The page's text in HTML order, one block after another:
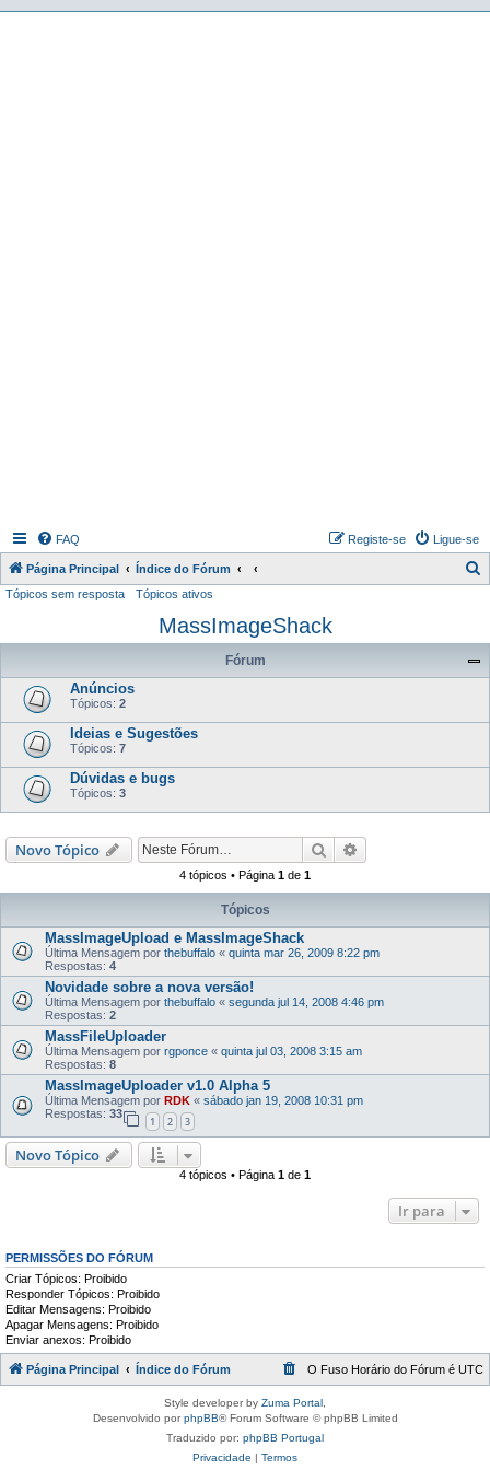
FAQ Ligue-se
Registe-se
Página Principal Índice do Fórum
q
s
Tópicos sem resposta Tópicos ativos
MassImageShack
Fórum
Anúncios
Tópicos: 2
Ideias e Sugestões
Tópicos: 7
Dúvidas e bugs
Tópicos: 3
Novo Tópico Pesquisar
4 tópicos • Página 1 de 1
Tópicos
MassImageUpload e MassImageShack
Última Mensagem por thebuffalo « quinta mar 26, 2009 8:22 pm
Respostas: 4
Novidade sobre a nova versão!
Última Mensagem por thebuffalo « segunda jul 14, 2008 4:46 pm
Respostas: 2
MassFileUploader
Última Mensagem por rgponce « quinta jul 03, 2008 3:15 am
Respostas: 8
MassImageUploader v1.0 Alpha 5
Última Mensagem por RDK « sábado jan 19, 2008 10:31 pm
Respostas: 33
1 2 3
Novo Tópico
4 tópicos • Página 1 de 1
Ir para
PERMISSÕES DO FÓRUM
Criar Tópicos: Proibido
Responder Tópicos: Proibido
Editar Mensagens: Proibido
Apagar Mensagens: Proibido
Enviar anexos: Proibido
Página Principal Índice do Fórum O Fuso Horário do Fórum é UTC
Style developer by Zuma Portal
Desenvolvido porphpBB® Forum Software © phpBB Limited
Traduzido por: phpBB Portugal
Privacidade | Termos